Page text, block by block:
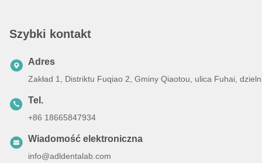
Szybki kontakt
Adres
Zakład 1, Distriktu Fuqiao 2, Gminy Qiaotou, ulica Fuhai,
Tel.
+86 18665847934
Wiadomość elektroniczna
info@adldentalab.com